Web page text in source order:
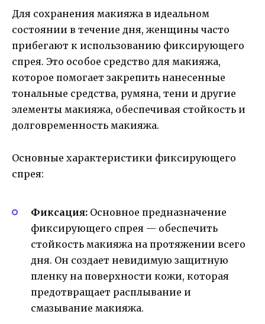
Для сохранения макияжа в идеальном
состоянии в течение дня, женщины часто
прибегают к использованию фиксирующего
спрея. Это особое средство для макияжа,
которое помогает закрепить нанесенные
тональные средства, румяна, тени и другие
элементы макияжа, обеспечивая стойкость и
долговременность макияжа.
Основные характеристики фиксирующего
спрея:
Фиксация: Основное предназначение
фиксирующего спрея — обеспечить
стойкость макияжа на протяжении всего
дня. Он создает невидимую защитную
пленку на поверхности кожи, которая
предотвращает расплывание и
смазывание макияжа.